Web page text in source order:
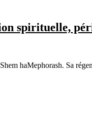
spirituelle,
haMephorash. Sa